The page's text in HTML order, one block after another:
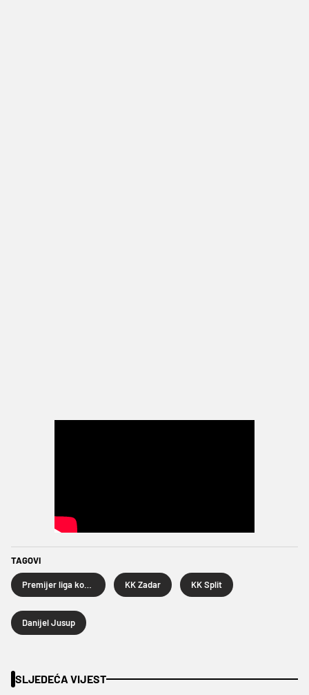
TAGOVI
KK Zadar KK Split
Danijel Jusup
SLJEDEĆA VIJEST